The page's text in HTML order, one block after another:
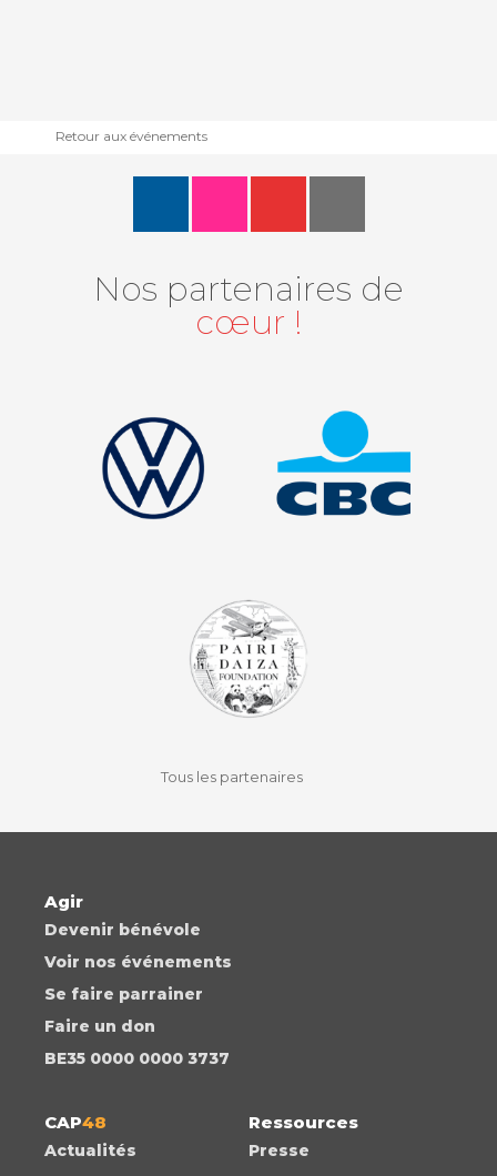
Retour aux événements
Nos partenaires de
cœur !
Tous les partenaires
Agir
Devenir bénévole
Voir nos événements
Se faire parrainer
Faire un don
BE35 0000 0000 3737
CAP48
Actualités
Ressources
Presse